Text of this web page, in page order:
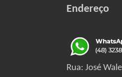
Endereço
Rua: José